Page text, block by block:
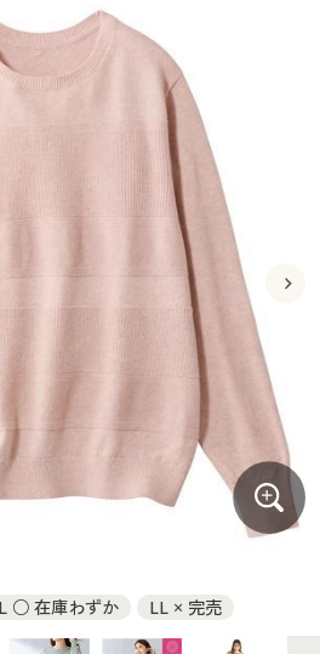
販すべて
ック
着
ご注文
販すべて
ック
着
ご注文
ト
L ○ 在庫わずか LL × 完売